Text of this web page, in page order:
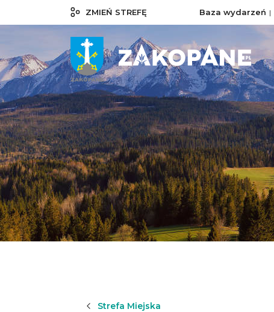
ZMIEŃ STREFĘ Baza wydarzeń
Strefa Miejska